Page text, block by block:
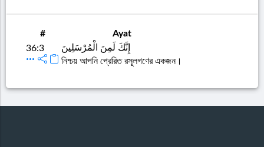
#
Ayat
36:3
إِنَّكَ لَمِنَ الْمُرْسَلِينَ
নিশ্চয় আপনি প্রেরিত রসূলগণের একজন।